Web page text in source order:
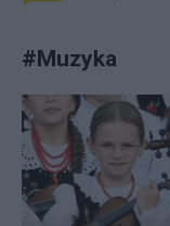
#Muzyka